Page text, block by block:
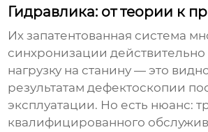
Гидравлика: от теории к
Их запатентованная система
синхронизации
нагрузку на станину — это
результатам дефектоскопии
эксплуатации. Но есть нюанс:
квалифицированного